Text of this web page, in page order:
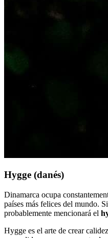
Hygge (danés)
Dinamarca ocupa
países más felices del mundo.
probablemente mencionará el
Hygge es el arte de crear